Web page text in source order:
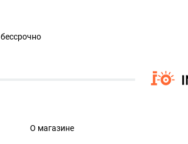
бессрочно
О магазине